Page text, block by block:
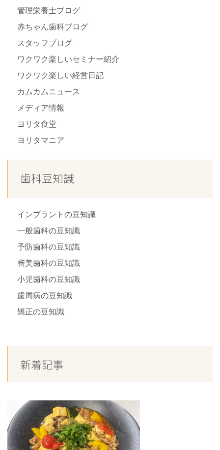
管理栄養士ブログ
赤ちゃん歯科ブログ
スタッフブログ
ワクワク楽しいセミナー紹介
ワクワク楽しい経営日記
カムカムニュース
メディア情報
ヨリタ食堂
ヨリタマニア
歯科豆知識
インプラントの豆知識
一般歯科の豆知識
予防歯科の豆知識
審美歯科の豆知識
小児歯科の豆知識
歯周病の豆知識
矯正の豆知識
新着記事